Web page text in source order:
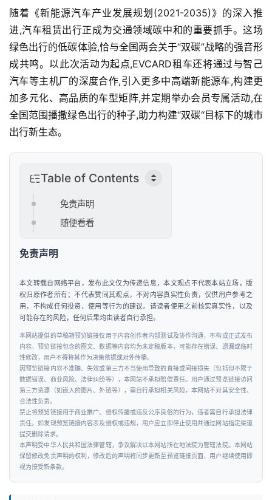
资
人
工
智
能
汽
车
&
讯
随着《新能源汽车产业发展规划(2021-2035)》的深入推
进,汽车租赁出行正成为交通领域碳中和的重要抓手。这场
绿色出行的低碳体验,恰与全国两会关于“双碳”战略的强音形
成共鸣。以此次活动为起点,EVCARD租车还将通过与智己
汽车等主机厂的深度合作,引入更多中高端新能源车,构建更
加多元化、高品质的车型矩阵,并定期举办会员专属活动,在
全国范围播撒绿色出行的种子,助力构建“双碳“目标下的城市
出行新生态。
Table of Contents
免责声明
随便看看
免责声明
本文转载自网络平台，发布此文仅为传递信息，本文观点不代表本站立场，版
权归原作者所有；不代表赞同其观点，不对内容真实性负责，仅供用户参考之
用，不构成任何投资、使用等行为的建议。请读者使用之前核实真实性，以及
可能存在的风险，任何后果均由读者自行承担。
本网站提供的草稿箱预览链接仅用于内容创作者内部测试及协作沟通，不构成正式发布
内容。预览链接包含的图文、数据等内容均为未定稿版本，可能存在错误、遗漏或临时
性修改，用户不得将其作为决策依据或对外传播。
因预览链接内容不准确、失效或第三方不当使用导致的直接或间接损失（包括但不限于
数据错误、商业风险、法律纠纷等），本网站不承担赔偿责任。用户通过预览链接访问
第三方资源（如嵌入的图片、外链等），需自行承担相关风险，本网站不对其安全性、
合法性负责。
禁止将预览链接用于商业推广、侵权传播或违反公序良俗的行为，违者需自行承担法律
责任。如发现预览链接内容涉及侵权或违规，用户应立即停止使用并通过网站指定渠道
提交删除请求。
本声明受中华人民共和国法律管辖，争议解决以本网站所在地法院为管辖法院。本网站
保留修改免责声明的权利，修改后的声明将同步更新至预览链接页面，用户继续使用即
视为接受新条款。